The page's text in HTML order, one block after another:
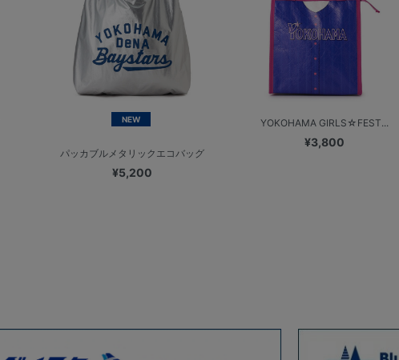
NEW
パッカブルメタリックエコバッグ
¥5,200
YOKOHAMA GIRLS☆FEST...
¥3,800